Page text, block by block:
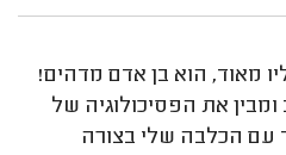
מאוד, הוא בן אדם מדהים!
ומבין את הפסיכולוגיה של
עם הכלבה שלי בצורה